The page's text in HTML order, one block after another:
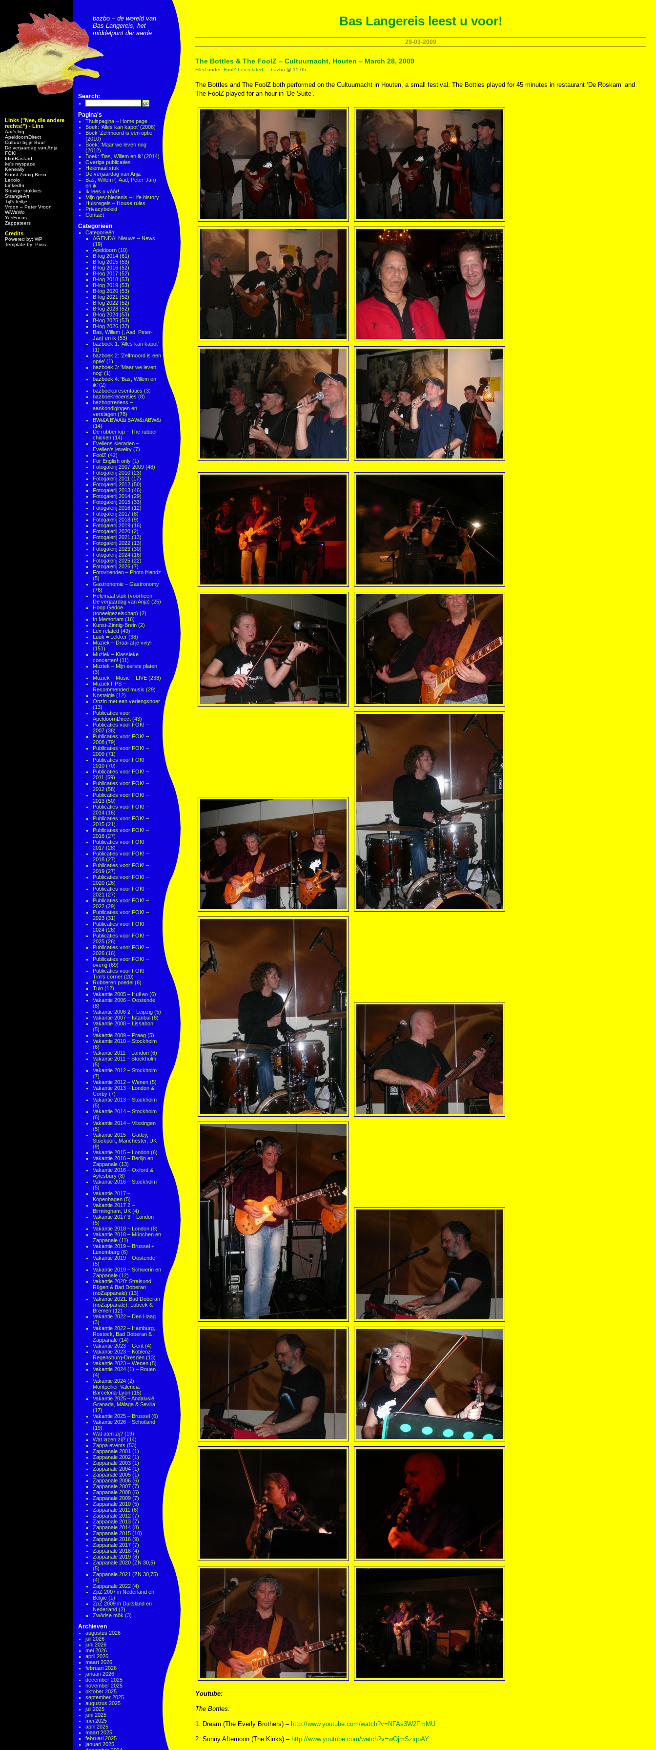
Links ("Nee, die andere
rechts!") - Linx
Aar’s log
ApeldoornDirect
Cultuur bij je Buur
De verjaardag van Anja
FOK!
IdiotBastard
ke's myspace
Keneally
Kunst-Zinnig-Brein
Lexolo
LinkedIn
Stevige stukkies
StrangeArt
Tijl’s teiltje
Vroon – Peter Vroon
WiWaWo
YesFocus
Zappateers
Credits
Powered by: WP
Template by: Priss
bazbo – de wereld van
Bas Langereis, het
middelpunt der aarde
Search:
Pagina's
Thuispagina – Home page
Boek: ‘Alles kan kapot’ (2008)
Boek ‘Zelfmoord is een optie’
(2010)
Boek: ‘Maar we leven nog’
(2012)
Boek: ‘Bas, Willem en ik’ (2014)
Overige publicaties
Helemaal stuk
De verjaardag van Anja
Bas, Willem (, Aad, Peter-Jan)
en ik
Ik lees u vóór!
Mijn geschiedenis – Life history
Huisregels – House rules
Privacybeleid
Contact
Categorieën
Categorieën
AGENDA! Nieuws – News
(19)
Apeldoorn (10)
B-log 2014 (61)
B-log 2015 (53)
B-log 2016 (52)
B-log 2017 (52)
B-log 2018 (53)
B-log 2019 (53)
B-log 2020 (53)
B-log 2021 (52)
B-log 2022 (52)
B-log 2023 (52)
B-log 2024 (53)
B-log 2025 (53)
B-log 2026 (32)
Bas, Willem (, Aad, Peter-
Jan) en ik (53)
bazboek 1: 'Alles kan kapot'
(1)
bazboek 2: 'Zelfmoord is een
optie' (1)
bazboek 3: 'Maar we leven
nog' (1)
bazboek 4: 'Bas, Willem en
ik' (2)
bazboekpresentaties (3)
bazboekrecensies (8)
bazboptredens –
aankondigingen en
verslagen (78)
BWi&A BWA&i BAW&i ABW&i
(14)
De rubber kip – The rubber
chicken (14)
Eveliens sieraden –
Evelien's jewelry (7)
FoolZ (42)
For English only (1)
Fotogalerij 2007-2009 (48)
Fotogalerij 2010 (23)
Fotogalerij 2011 (17)
Fotogalerij 2012 (50)
Fotogalerij 2013 (46)
Fotogalerij 2014 (29)
Fotogalerij 2015 (33)
Fotogalerij 2016 (12)
Fotogalerij 2017 (8)
Fotogalerij 2018 (9)
Fotogalerij 2019 (16)
Fotogalerij 2020 (2)
Fotogalerij 2021 (13)
Fotogalerij 2022 (13)
Fotogalerij 2023 (30)
Fotogalerij 2024 (16)
Fotogalerij 2025 (22)
Fotogalerij 2026 (7)
Fotovrienden – Photo friendz
(5)
Gastronomie – Gastronomy
(76)
Helemaal stuk (voorheen:
De verjaardag van Anja) (25)
Hoop Gedoe
(toneelgezelschap) (2)
In Memoriam (16)
Kunst-Zinnig-Brein (2)
Lex related (49)
Luuk = Lekker (38)
Muziek – Draai al je vinyl
(151)
Muziek – Klassieke
concerten! (11)
Muziek – Mijn eerste platen
(3)
Muziek – Music – LIVE (238)
MuziekTIPS –
Recommended music (29)
Nostalgia (12)
Onzin met een verlengsnoer
(13)
Publicaties voor
ApeldoornDirect (43)
Publicaties voor FOK! –
2007 (38)
Publicaties voor FOK! –
2008 (79)
Publicaties voor FOK! –
2009 (71)
Publicaties voor FOK! –
2010 (70)
Publicaties voor FOK! –
2011 (59)
Publicaties voor FOK! –
2012 (58)
Publicaties voor FOK! –
2013 (50)
Publicaties voor FOK! –
2014 (16)
Publicaties voor FOK! –
2015 (21)
Publicaties voor FOK! –
2016 (27)
Publicaties voor FOK! –
2017 (28)
Publicaties voor FOK! –
2018 (27)
Publicaties voor FOK! –
2019 (27)
Publicaties voor FOK! –
2020 (26)
Publicaties voor FOK! –
2021 (27)
Publicaties voor FOK! –
2022 (29)
Publicaties voor FOK! –
2023 (31)
Publicaties voor FOK! –
2024 (26)
Publicaties voor FOK! –
2025 (26)
Publicaties voor FOK! –
2026 (16)
Publicaties voor FOK! –
overig (69)
Publicaties voor FOK! –
Tim's corner (20)
Rubberen poedel (6)
Tuin (12)
Vakantie 2005 – Hull eo (6)
Vakantie 2006 – Oostende
(8)
Vakantie 2006 2 – Leipzig (5)
Vakantie 2007 – Istanbul (8)
Vakantie 2008 – Lissabon
(5)
Vakantie 2009 – Praag (5)
Vakantie 2010 – Stockholm
(6)
Vakantie 2011 – London (6)
Vakantie 2011 – Stockholm
(5)
Vakantie 2012 – Stockholm
(7)
Vakantie 2012 – Wenen (5)
Vakantie 2013 – London &
Corby (7)
Vakantie 2013 – Stockholm
(5)
Vakantie 2014 – Stockholm
(6)
Vakantie 2014 – Vlissingen
(5)
Vakantie 2015 – Gatley,
Stockport, Manchester, UK
(9)
Vakantie 2015 – London (6)
Vakantie 2016 – Berlijn en
Zappanale (13)
Vakantie 2016 – Oxford &
Aylesbury (8)
Vakantie 2016 – Stockholm
(5)
Vakantie 2017 –
Kopenhagen (5)
Vakantie 2017 2 –
Birmingham, UK (4)
Vakantie 2017 3 – London
(5)
Vakantie 2018 – London (8)
Vakantie 2018 – München en
Zappanale (11)
Vakantie 2019 – Brussel +
Luxemburg (6)
Vakantie 2019 – Oostende
(5)
Vakantie 2019 – Schwerin en
Zappanale (12)
Vakantie 2020: Stralsund,
Rügen & Bad Doberan
(noZappanale) (13)
Vakantie 2021: Bad Doberan
(noZappanale), Lübeck &
Bremen (12)
Vakantie 2022 – Den Haag
(3)
Vakantie 2022 – Hamburg,
Rostock, Bad Doberan &
Zappanale (14)
Vakantie 2023 – Gent (4)
Vakantie 2023 – Koblenz-
Regensburg-Dresden (13)
Vakantie 2023 – Wenen (5)
Vakantie 2024 (1) – Rouen
(4)
Vakantie 2024 (2) –
Montpellier-Valencia-
Barcelona-Lyon (15)
Vakantie 2025 – Andalusië:
Granada, Málaga & Sevilla
(17)
Vakantie 2025 – Brussel (6)
Vakantie 2026 – Schotland
(19)
Wat aten zij? (19)
Wat lazen zij? (14)
Zappa events (53)
Zappanale 2001 (1)
Zappanale 2002 (1)
Zappanale 2003 (1)
Zappanale 2004 (1)
Zappanale 2005 (1)
Zappanale 2006 (6)
Zappanale 2007 (7)
Zappanale 2008 (6)
Zappanale 2009 (7)
Zappanale 2010 (5)
Zappanale 2011 (6)
Zappanale 2012 (7)
Zappanale 2013 (7)
Zappanale 2014 (8)
Zappanale 2015 (10)
Zappanale 2016 (9)
Zappanale 2017 (7)
Zappanale 2018 (4)
Zappanale 2019 (8)
Zappanale 2020 (ZN 30,5)
(5)
Zappanale 2021 (ZN 30,75)
(4)
Zappanale 2022 (4)
ZpZ 2007 in Nederland en
België (1)
ZpZ 2009 in Duitsland en
Nederland (2)
Zwödse mök (3)
Archieven
augustus 2026
juli 2026
juni 2026
mei 2026
april 2026
maart 2026
februari 2026
januari 2026
december 2025
november 2025
oktober 2025
september 2025
augustus 2025
juli 2025
juni 2025
mei 2025
april 2025
maart 2025
februari 2025
januari 2025
Bas Langereis leest u voor!
29-03-2009
The Bottles & The FoolZ – Cultuurnacht, Houten – March 28, 2009
Filed under: FoolZ Lex related — bazbo @ 15:05
The Bottles and The FoolZ both performed on the Cultuurnacht in Houten, a small festival. The Bottles played for 45 minutes in restaurant ‘De Roskam’ and
The FoolZ played for an hour in ‘De Suite’.
Youtube:
The Bottles:
1. Dream (The Everly Brothers) – http://www.youtube.com/watch?v=NFAs3W2FmMU
2. Sunny Afternoon (The Kinks) – http://www.youtube.com/watch?v=wOjmSziqpAY